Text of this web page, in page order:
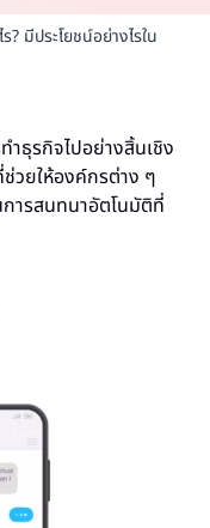
มีประโยชน์อย่างไรใน
ธุรกิจไปอย่างสิ้นเชิง
วยให้องค์กรต่าง ๆ
ารสนทนาอัตโนมัติที่